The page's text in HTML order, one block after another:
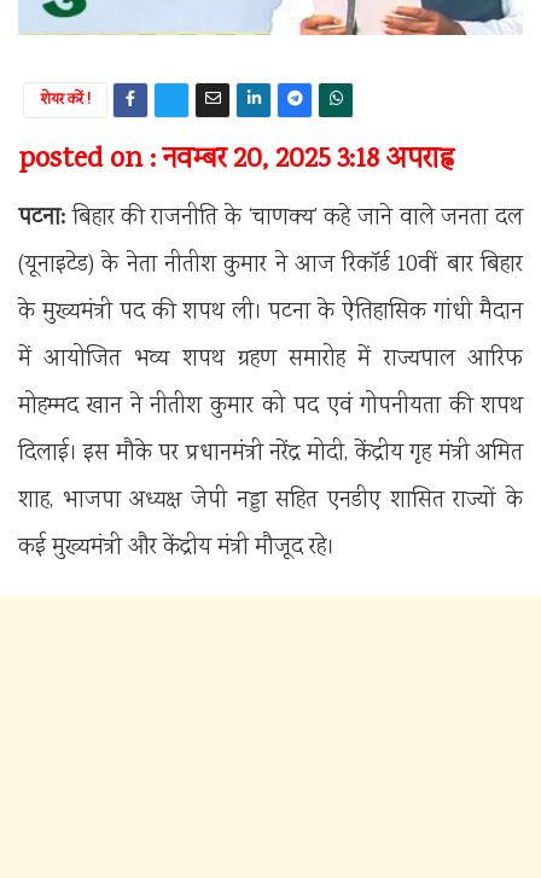
शेयर करें !
posted on : नवम्बर 20, 2025 3:18 अपराह्न
पटना:बिहार की राजनीति के ‘चाणक्य’ कहे जाने वाले जनता दल
(यूनाइटेड) के नेता नीतीश कुमार ने आज रिकॉर्ड 10वीं बार बिहार
के मुख्यमंत्री पद की शपथ ली। पटना के ऐतिहासिक गांधी मैदान
में आयोजित भव्य शपथ ग्रहण समारोह में राज्यपाल आरिफ
मोहम्मद खान ने नीतीश कुमार को पद एवं गोपनीयता की शपथ
दिलाई। इस मौके पर प्रधानमंत्री नरेंद्र मोदी, केंद्रीय गृह मंत्री अमित
शाह, भाजपा अध्यक्ष जेपी नड्डा सहित एनडीए शासित राज्यों के
कई मुख्यमंत्री और केंद्रीय मंत्री मौजूद रहे।